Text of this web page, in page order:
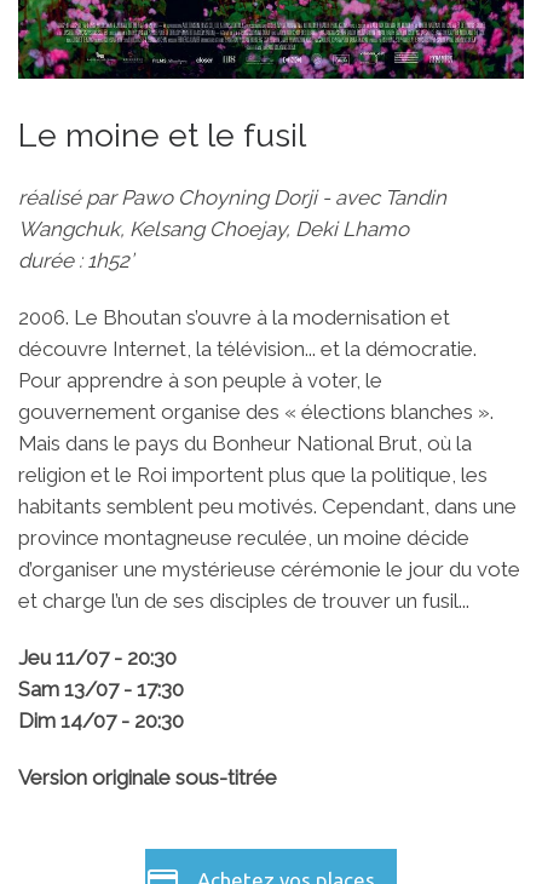
Lе moine et le fusil
réalisé par Pawo Choyning Dorji - avec Tandin
Wangchuk, Kelsang Choejay, Deki Lhamo
durée : 1h52’
2006. Le Bhoutan s’ouvre à la modernisation et
découvre Internet, la télévision... et la démocratie.
Pour apprendre à son peuple à voter, le
gouvernement organise des « élections blanches ».
Mais dans le pays du Bonheur National Brut, où la
religion et le Roi importent plus que la politique, les
habitants semblent peu motivés. Cependant, dans une
province montagneuse reculée, un moine décide
d’organiser une mystérieuse cérémonie le jour du vote
et charge l’un de ses disciples de trouver un fusil...
Jeu 11/07 - 20:30
Sam 13/07 - 17:30
Dim 14/07 - 20:30
Version originale sous-titrée